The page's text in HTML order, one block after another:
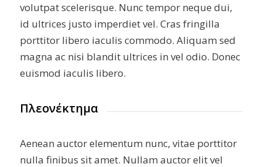
volutpat scelerisque. Nunc tempor neque dui,
id ultrices justo imperdiet vel. Cras fringilla
porttitor libero iaculis commodo. Aliquam sed
magna ac nisi blandit ultrices in vel odio. Donec
euismod iaculis libero.
Πλεονέκτημα
Aenean auctor elementum nunc, vitae porttitor
nulla finibus sit amet. Nullam auctor elit vel